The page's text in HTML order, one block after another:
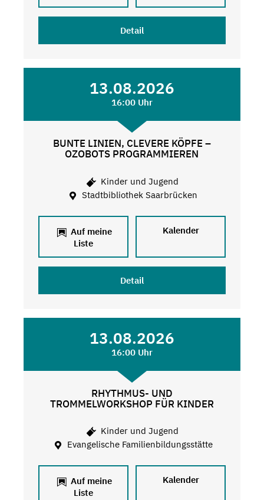
Detail
13.08.2026
16:00 Uhr
BUNTE LINIEN, CLEVERE KÖPFE –
OZOBOTS PROGRAMMIEREN
Kinder und Jugend
Stadtbibliothek Saarbrücken
Auf meine
Liste
Kalender
Detail
13.08.2026
16:00 Uhr
RHYTHMUS- UND
TROMMELWORKSHOP FÜR KINDER
Kinder und Jugend
Evangelische Familienbildungsstätte
Auf meine
Liste
Kalender